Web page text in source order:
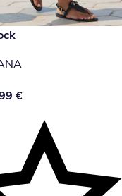
39,99 €
39,99 €
€